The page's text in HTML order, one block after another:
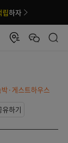
하자
박·게스트하우스
유하기